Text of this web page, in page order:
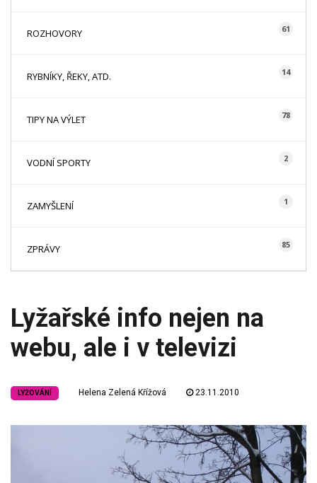
ROZHOVORY 61
RYBNÍKY, ŘEKY, ATD. 14
TIPY NA VÝLET 78
VODNÍ SPORTY 2
ZAMYŠLENÍ 1
ZPRÁVY 85
Lyžařské info nejen na
webu, ale i v televizi
LYŽOVÁNÍ Helena Zelená Křížová 23.11.2010